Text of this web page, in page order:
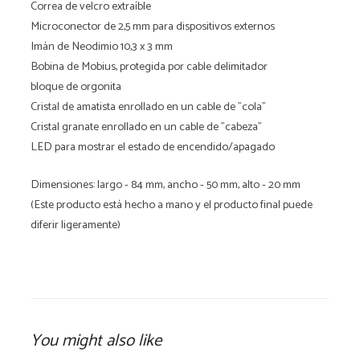
Correa de velcro extraíble
Microconector de 2,5 mm para dispositivos externos
Imán de Neodimio 10,3 x 3 mm
Bobina de Mobius, protegida por cable delimitador
bloque de orgonita
Cristal de amatista enrollado en un cable de "cola"
Cristal granate enrollado en un cable de "cabeza"
LED para mostrar el estado de encendido/apagado
Dimensiones: largo - 84 mm, ancho - 50 mm, alto - 20 mm
(Este producto está hecho a mano y el producto final puede
diferir ligeramente)
You might also like